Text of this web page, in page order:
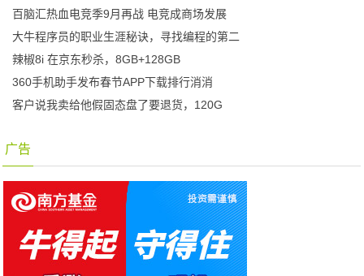
百脑汇热血电竞季9月再战 电竞成商场发展
大牛程序员的职业生涯秘诀，寻找编程的第二
辣椒8i 在京东秒杀，8GB+128GB
360手机助手发布春节APP下载排行消消
客户说我卖给他假固态盘了要退货，120G
广告